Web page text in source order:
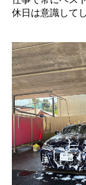
休日は意識して